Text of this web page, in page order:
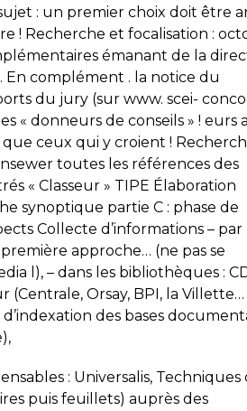
: un premier choix doit être
! Recherche et focalisation :
émanant de la
En complément . la notice du
du jury (sur www. scei-
« donneurs de conseils » ! eurs
ceux qui y croient !
toutes les références des
« Classeur » TIPE Élaboration
synoptique partie C : phase de
Collecte d’informations – par
approche… (ne pas se
l), – dans les bibliothèques :
(Centrale, Orsay, BPI, la Villette…
des bases
: Universalis, Techniques
puis feuillets) auprès des